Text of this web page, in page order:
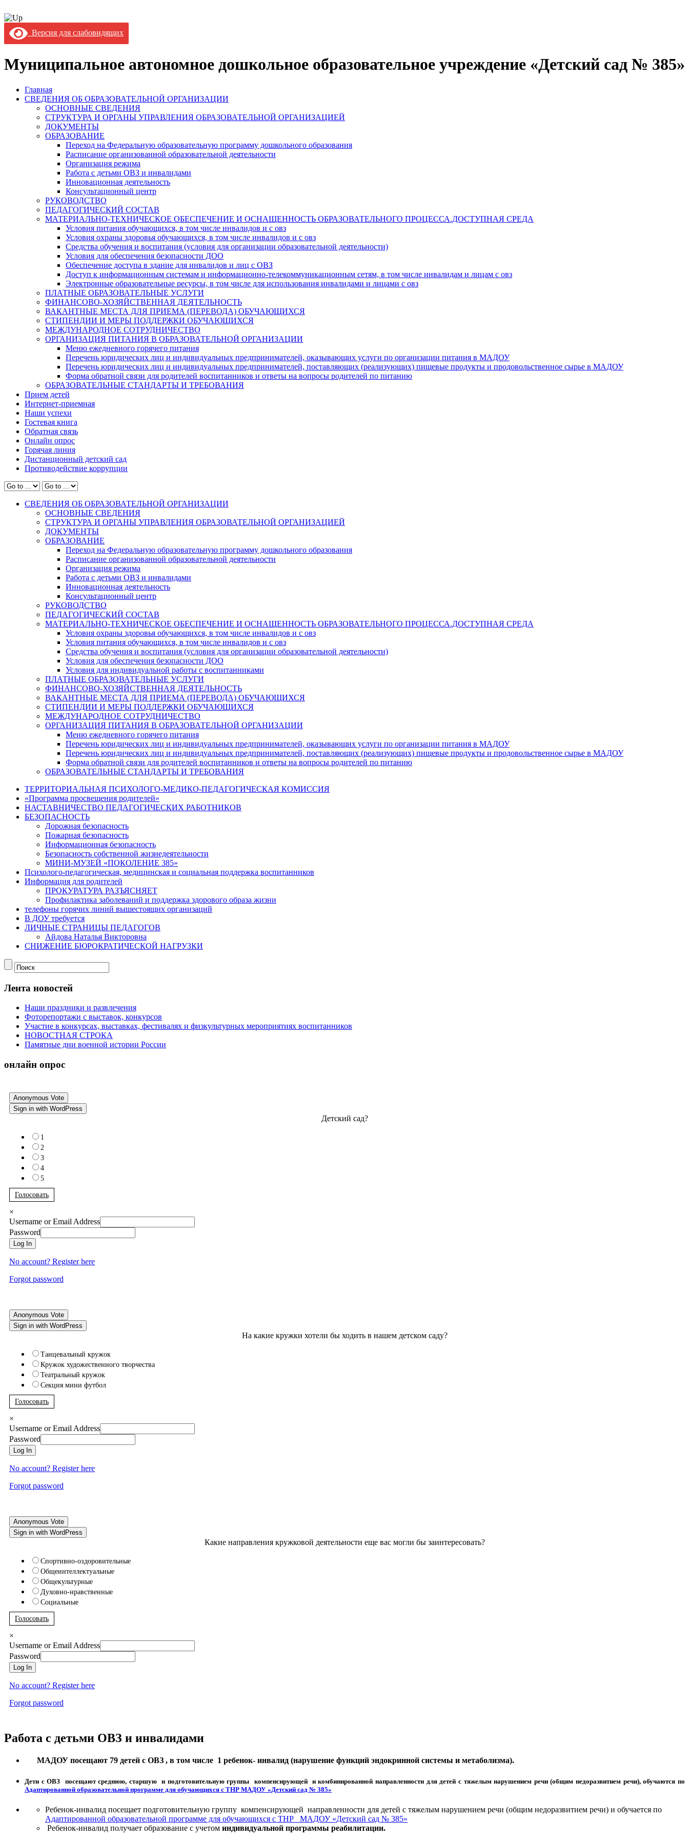
Версия для слабовидящих
Муниципальное автономное дошкольное образовательное учреждение «Детский сад № 385»
Главная
СВЕДЕНИЯ ОБ ОБРАЗОВАТЕЛЬНОЙ ОРГАНИЗАЦИИ
ОСНОВНЫЕ СВЕДЕНИЯ
СТРУКТУРА И ОРГАНЫ УПРАВЛЕНИЯ ОБРАЗОВАТЕЛЬНОЙ ОРГАНИЗАЦИЕЙ
ДОКУМЕНТЫ
ОБРАЗОВАНИЕ
Переход на Федеральную образовательную программу дошкольного образования
Расписание организованной образовательной деятельности
Организация режима
Работа с детьми ОВЗ и инвалидами
Инновационная деятельность
Консультационный центр
РУКОВОДСТВО
ПЕДАГОГИЧЕСКИЙ СОСТАВ
МАТЕРИАЛЬНО-ТЕХНИЧЕСКОЕ ОБЕСПЕЧЕНИЕ И ОСНАЩЕННОСТЬ ОБРАЗОВАТЕЛЬНОГО ПРОЦЕССА.ДОСТУПНАЯ СРЕДА
Условия питания обучающихся, в том числе инвалидов и с овз
Условия охраны здоровья обучающихся, в том числе инвалидов и с овз
Средства обучения и воспитания (условия для организации образовательной деятельности)
Условия для обеспечения безопасности ДОО
Обеспечение доступа в здание для инвалидов и лиц с ОВЗ
Доступ к информационным системам и информационно-телекоммуникационным сетям, в том числе инвалидам и лицам с овз
Электронные образовательные ресурсы, в том числе для использования инвалидами и лицами с овз
ПЛАТНЫЕ ОБРАЗОВАТЕЛЬНЫЕ УСЛУГИ
ФИНАНСОВО-ХОЗЯЙСТВЕННАЯ ДЕЯТЕЛЬНОСТЬ
ВАКАНТНЫЕ МЕСТА ДЛЯ ПРИЕМА (ПЕРЕВОДА) ОБУЧАЮЩИХСЯ
СТИПЕНДИИ И МЕРЫ ПОДДЕРЖКИ ОБУЧАЮЩИХСЯ
МЕЖДУНАРОДНОЕ СОТРУДНИЧЕСТВО
ОРГАНИЗАЦИЯ ПИТАНИЯ В ОБРАЗОВАТЕЛЬНОЙ ОРГАНИЗАЦИИ
Меню ежедневного горячего питания
Перечень юридических лиц и индивидуальных предпринимателей, оказывающих услуги по организации питания в МАДОУ
Перечень юридических лиц и индивидуальных предпринимателей, поставляющих (реализующих) пищевые продукты и продовольственное сырье в МАДОУ
Форма обратной связи для родителей воспитанников и ответы на вопросы родителей по питанию
ОБРАЗОВАТЕЛЬНЫЕ СТАНДАРТЫ И ТРЕБОВАНИЯ
Прием детей
Интернет-приемная
Наши успехи
Гостевая книга
Обратная связь
Онлайн опрос
Горячая линия
Дистанционный детский сад
Противодействие коррупции
СВЕДЕНИЯ ОБ ОБРАЗОВАТЕЛЬНОЙ ОРГАНИЗАЦИИ
ОСНОВНЫЕ СВЕДЕНИЯ
СТРУКТУРА И ОРГАНЫ УПРАВЛЕНИЯ ОБРАЗОВАТЕЛЬНОЙ ОРГАНИЗАЦИЕЙ
ДОКУМЕНТЫ
ОБРАЗОВАНИЕ
Переход на Федеральную образовательную программу дошкольного образования
Расписание организованной образовательной деятельности
Организация режима
Работа с детьми ОВЗ и инвалидами
Инновационная деятельность
Консультационный центр
РУКОВОДСТВО
ПЕДАГОГИЧЕСКИЙ СОСТАВ
МАТЕРИАЛЬНО-ТЕХНИЧЕСКОЕ ОБЕСПЕЧЕНИЕ И ОСНАЩЕННОСТЬ ОБРАЗОВАТЕЛЬНОГО ПРОЦЕССА.ДОСТУПНАЯ СРЕДА
Условия охраны здоровья обучающихся, в том числе инвалидов и с овз
Условия питания обучающихся, в том числе инвалидов и с овз
Средства обучения и воспитания (условия для организации образовательной деятельности)
Условия для обеспечения безопасности ДОО
Условия для индивидуальной работы с воспитанниками
ПЛАТНЫЕ ОБРАЗОВАТЕЛЬНЫЕ УСЛУГИ
ФИНАНСОВО-ХОЗЯЙСТВЕННАЯ ДЕЯТЕЛЬНОСТЬ
ВАКАНТНЫЕ МЕСТА ДЛЯ ПРИЕМА (ПЕРЕВОДА) ОБУЧАЮЩИХСЯ
СТИПЕНДИИ И МЕРЫ ПОДДЕРЖКИ ОБУЧАЮЩИХСЯ
МЕЖДУНАРОДНОЕ СОТРУДНИЧЕСТВО
ОРГАНИЗАЦИЯ ПИТАНИЯ В ОБРАЗОВАТЕЛЬНОЙ ОРГАНИЗАЦИИ
Меню ежедневного горячего питания
Перечень юридических лиц и индивидуальных предпринимателей, оказывающих услуги по организации питания в МАДОУ
Перечень юридических лиц и индивидуальных предпринимателей, поставляющих (реализующих) пищевые продукты и продовольственное сырье в МАДОУ
Форма обратной связи для родителей воспитанников и ответы на вопросы родителей по питанию
ОБРАЗОВАТЕЛЬНЫЕ СТАНДАРТЫ И ТРЕБОВАНИЯ
ТЕРРИТОРИАЛЬНАЯ ПСИХОЛОГО-МЕДИКО-ПЕДАГОГИЧЕСКАЯ КОМИССИЯ
«Программа просвещения родителей»
НАСТАВНИЧЕСТВО ПЕДАГОГИЧЕСКИХ РАБОТНИКОВ
БЕЗОПАСНОСТЬ
Дорожная безопасность
Пожарная безопасность
Информационная безопасность
Безопасность собственной жизнедеятельности
МИНИ-МУЗЕЙ «ПОКОЛЕНИЕ 385»
Психолого-педагогическая, медицинская и социальная поддержка воспитанников
Информация для родителей
ПРОКУРАТУРА РАЗЪЯСНЯЕТ
Профилактика заболеваний и поддержка здорового образа жизни
телефоны горячих линий вышестоящих организаций
В ДОУ требуется
ЛИЧНЫЕ СТРАНИЦЫ ПЕДАГОГОВ
Айдова Наталья Викторовна
СНИЖЕНИЕ БЮРОКРАТИЧЕСКОЙ НАГРУЗКИ
Лента новостей
Наши праздники и развлечения
Фоторепортажи с выставок, конкурсов
Участие в конкурсах, выставках, фестивалях и физкультурных мероприятиях воспитанников
НОВОСТНАЯ СТРОКА
Памятные дни военной истории России
онлайн опрос
Anonymous Vote
Sign in with WordPress
Детский сад?
1
2
3
4
5
Голосовать
×
Username or Email Address
Password
Log In
No account? Register here
Forgot password
Anonymous Vote
Sign in with WordPress
На какие кружки хотели бы ходить в нашем детском саду?
Танцевальный кружок
Кружок художественного творчества
Театральный кружок
Секция мини футбол
Голосовать
×
Username or Email Address
Password
Log In
No account? Register here
Forgot password
Anonymous Vote
Sign in with WordPress
Какие направления кружковой деятельности еще вас могли бы заинтересовать?
Спортивно-оздоровительные
Общеинтеллектуальные
Общекультурные
Духовно-нравственные
Социальные
Голосовать
×
Username or Email Address
Password
Log In
No account? Register here
Forgot password
Работа с детьми ОВЗ и инвалидами
МАДОУ посещают 79 детей с ОВЗ , в том числе 1 ребенок- инвалид (нарушение функций эндокринной системы и метаболизма).
Дети с ОВЗ посещают среднюю, старшую и подготовительную группы компенсирующей и комбинированной направленности для детей с тяжелым нарушением речи (общим недоразвитием речи), обучаются по
Адаптированной образовательной программе для обучающихся с ТНР МАДОУ «Детский сад № 385»
Ребенок-инвалид посещает подготовительную группу компенсирующей направленности для детей с тяжелым нарушением речи (общим недоразвитием речи) и обучается по
Адаптированной образовательной программе для обучающихся с ТНР МАДОУ «Детский сад № 385»
Ребенок-инвалид получает образование с учетом индивидуальной программы реабилитации.